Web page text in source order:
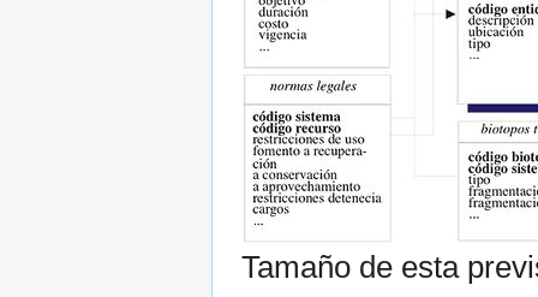
Tamaño de esta